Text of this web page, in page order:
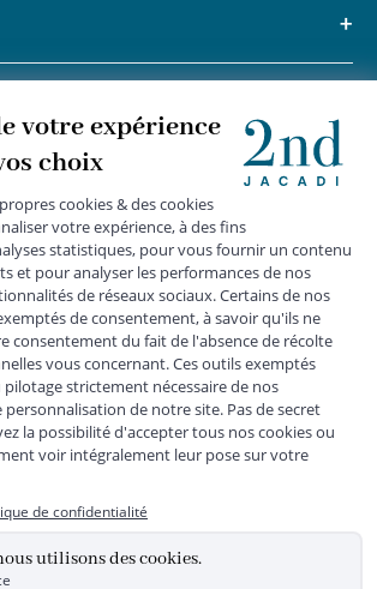
+
LÉGALES
DONNÉES PERSONNELLES
en point relais dès 59 € et à domicile dès 150
€ vers la France Métropolitaine
par la société JACADI, responsable
nécessaires à l'envoi de newsletters, à la
pour le traitement, le suivi et la livraison
ainsi que pour le suivi de votre
fidélité. Conformément au
2016/679 du 27 avril 2016 sur la
personnelles, vous bénéficiez d'un
d'effacement, de portabilité ou de
de données vous concernant.
vos droits en écrivant à JACADI –